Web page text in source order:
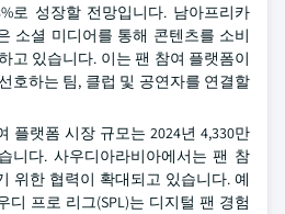
로 성장할 전망입니다. 남아프리카
소셜 미디어를 통해 콘텐츠를 소비
고 있습니다. 이는 팬 참여 플랫폼이
호하는 팀, 클럽 및 공연자를 연결할
플랫폼 시장 규모는 2024년 4,330만
니다. 사우디아라비아에서는 팬 참
위한 협력이 확대되고 있습니다. 예
디 프로 리그(SPL)는 디지털 팬 경험